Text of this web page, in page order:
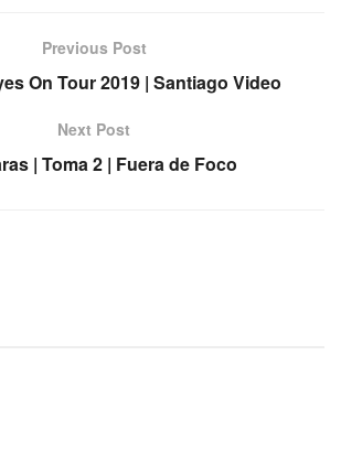
Previous Post
On Tour 2019 | Santiago Video
Next Post
| Toma 2 | Fuera de Foco